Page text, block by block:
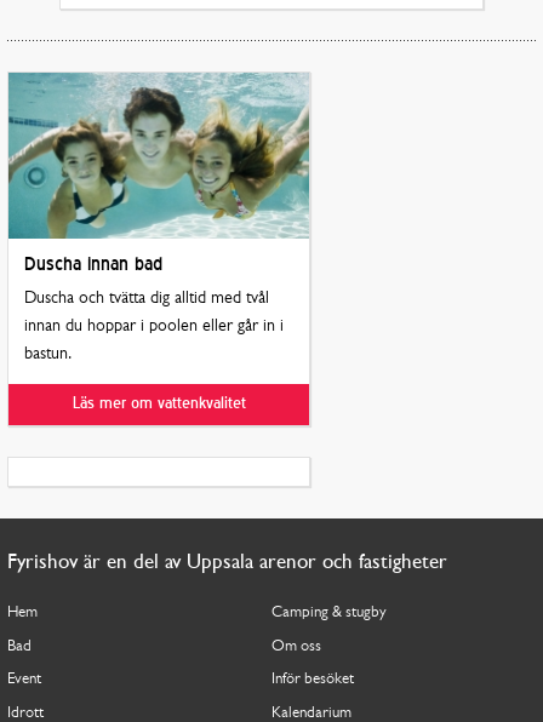
Duscha innan bad
Duscha och tvätta dig alltid med tvål
innan du hoppar i poolen eller går in i
bastun.
Läs mer om vattenkvalitet
Fyrishov är en del av Uppsala arenor och fastigheter
Hem
Bad
Event
Idrott
Camping & stugby
Om oss
Inför besöket
Kalendarium